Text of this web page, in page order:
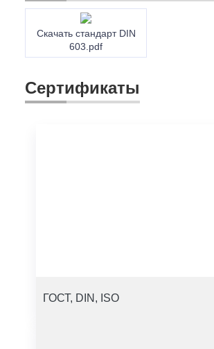
Скачать стандарт DIN
603.pdf
Сертификаты
ГОСТ, DIN, ISO